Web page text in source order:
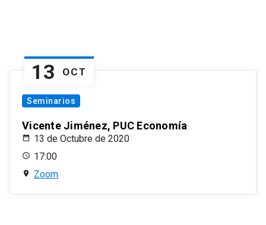
13 OCT
Seminarios
Vicente Jiménez, PUC Economía
13 de Octubre de 2020
17:00
Zoom